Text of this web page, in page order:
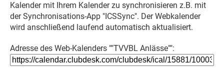
Kalender mit Ihrem Kalender zu synchronisieren z.B. mit
der Synchronisations-App "ICSSync". Der Webkalender
wird anschließend laufend automatisch aktualisiert.
Adresse des Web-Kalenders ""TVVBL Anlässe"":